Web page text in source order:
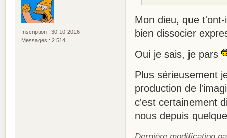
Inscription : 30-10-2016
Messages : 2 514
Mon dieu, que
bien dissocier
Oui je sais, je pars
Plus sérieusement
production de
c'est certainement
nous depuis